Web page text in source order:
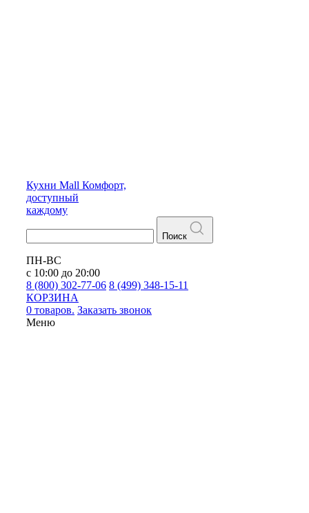
Кухни Mall Комфорт,
доступный
каждому
Поиск
ПН-ВС
с 10:00 до 20:00
8 (800) 302-77-06 8 (499) 348-15-11
КОРЗИНА
0 товаров. Заказать звонок
Меню